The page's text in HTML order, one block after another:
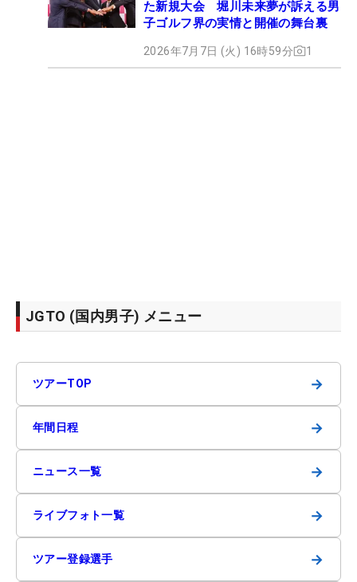
た新規大会 堀川未来夢が訴える男
子ゴルフ界の実情と開催の舞台裏
2026年7月7日 (火) 16時59分 1
JGTO (国内男子) メニュー
ツアーTOP →
年間日程 →
ニュース一覧 →
ライブフォト一覧 →
ツアー登録選手 →